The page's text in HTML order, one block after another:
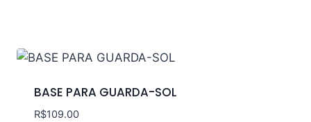
BASE PARA GUARDA-SOL
R$109.00